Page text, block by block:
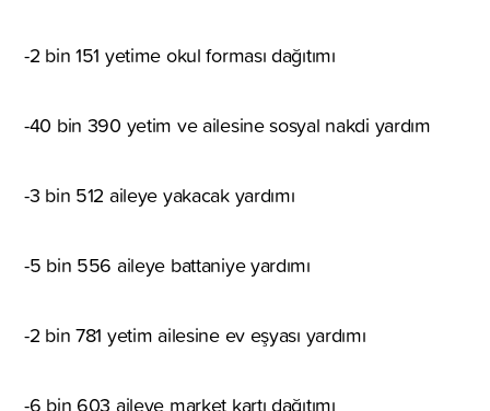
-2 bin 151 yetime okul forması dağıtımı
-40 bin 390 yetim ve ailesine sosyal nakdi yardım
-3 bin 512 aileye yakacak yardımı
-5 bin 556 aileye battaniye yardımı
-2 bin 781 yetim ailesine ev eşyası yardımı
-6 bin 603 aileye market kartı dağıtımı